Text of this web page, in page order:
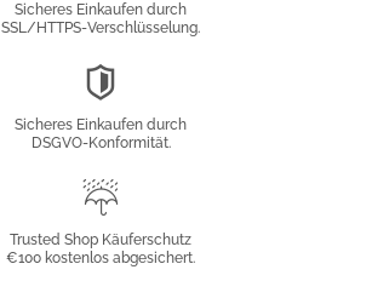
Sicheres Einkaufen durch
SSL/HTTPS-Verschlüsselung.
Sicheres Einkaufen durch
DSGVO-Konformität.
Käuferschutz
Trusted Shop Käuferschutz
€100 kostenlos abgesichert.